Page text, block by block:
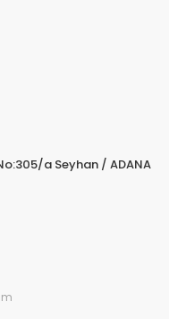
a Seyhan / ADANA